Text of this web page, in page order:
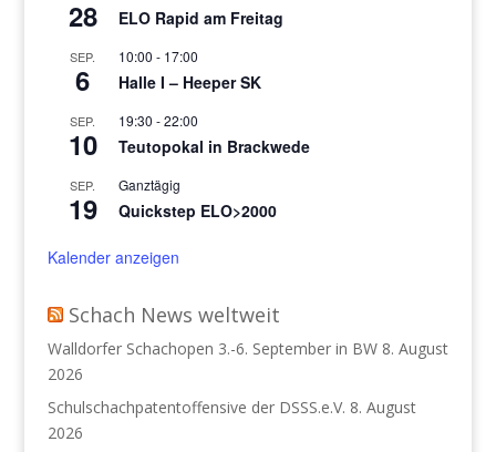
28 ELO Rapid am Freitag
SEP.
6
10:00 - 17:00
Halle I – Heeper SK
SEP.
10
19:30 -22:00
Teutopokal in Brackwede
SEP.
19
Ganztägig
Quickstep ELO>2000
Kalender anzeigen
Schach News weltweit
Walldorfer Schachopen 3.-6. September in BW 8. August
2026
Schulschachpatentoffensive der DSSS.e.V. 8. August
2026